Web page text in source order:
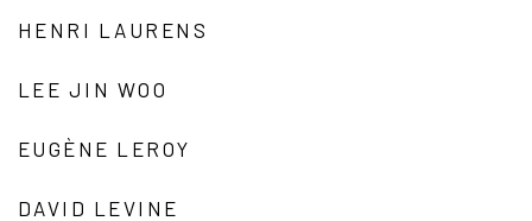
HENRI LAURENS
LEE JIN WOO
EUGÈNE LEROY
DAVID LEVINE